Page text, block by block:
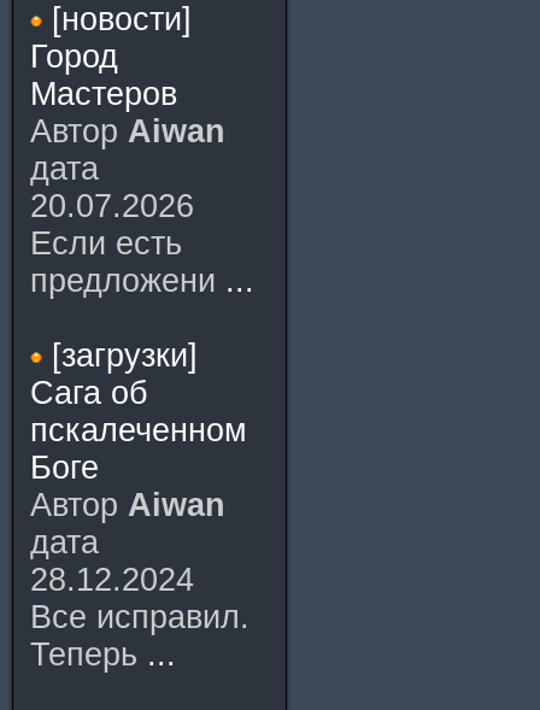
[новости]
Город
Мастеров
Автор Aiwan
дата
20.07.2026
Если есть
предложени ...
[загрузки]
Сага об
пскалеченном
Боге
Автор Aiwan
дата
28.12.2024
Все исправил.
Теперь ...